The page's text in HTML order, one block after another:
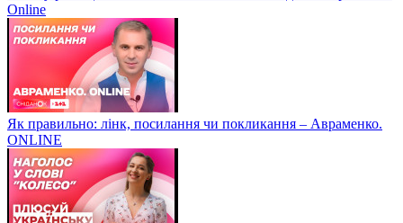
Online
Як правильно: лінк, посилання чи покликання – Авраменко.
ONLINE